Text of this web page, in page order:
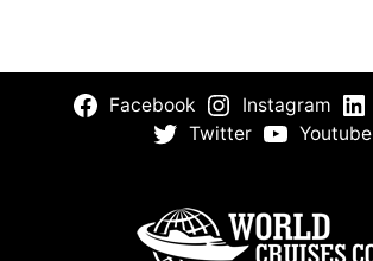
Facebook Instagram
Twitter
Youtube